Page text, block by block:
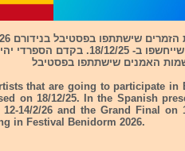
that are going to participate in
on 18/12/25. In the Spanish
14/2/26 and the Grand Final on
in Festival Benidorm 2026.